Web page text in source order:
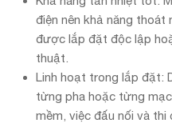
điện nên khả năng thoát
được lắp đặt độc lập
thuật.
Linh hoạt trong lắp đặt:
từng pha hoặc từng
mềm, việc đấu nối và thi